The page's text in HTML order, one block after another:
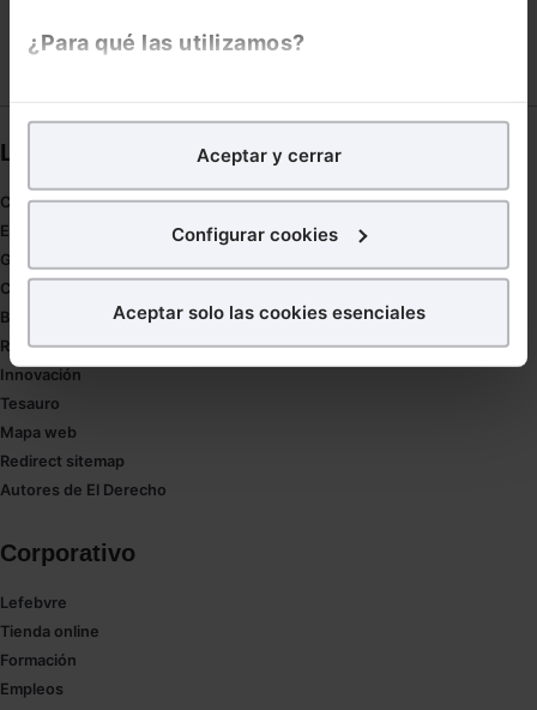
¿Para qué las utilizamos?
analíticospara tratar demejorar tu experienciaen
nuestra página web. También con fines publicitarios,
para poder mostrarte publicidad y contenidos de tu
¿Qué puedes hacer?
en la web sea óptima
También puedes
Saber más acerca de las cookies
Aceptar y cerrar
Configurar cookies
Aceptar solo las cookies esenciales
Links directos
Coronavirus
Estudio de salud abogacía
Gestión de despachos
Compliance
Buenas Prácticas Tributarias
RGPD
Innovación
Tesauro
Mapa web
Redirect sitemap
Autores de El Derecho
Corporativo
Lefebvre
Tienda online
Formación
Empleos